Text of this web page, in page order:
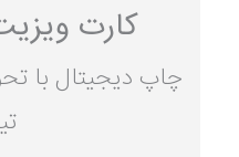
کارت
چاپ دیجیتال با